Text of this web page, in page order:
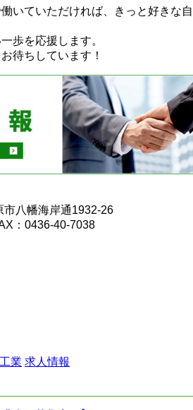
いていただければ、きっと好きな自
歩を応援します。
待ちしています！
八幡海岸通1932-26
：0436-40-7038
業 求人情報